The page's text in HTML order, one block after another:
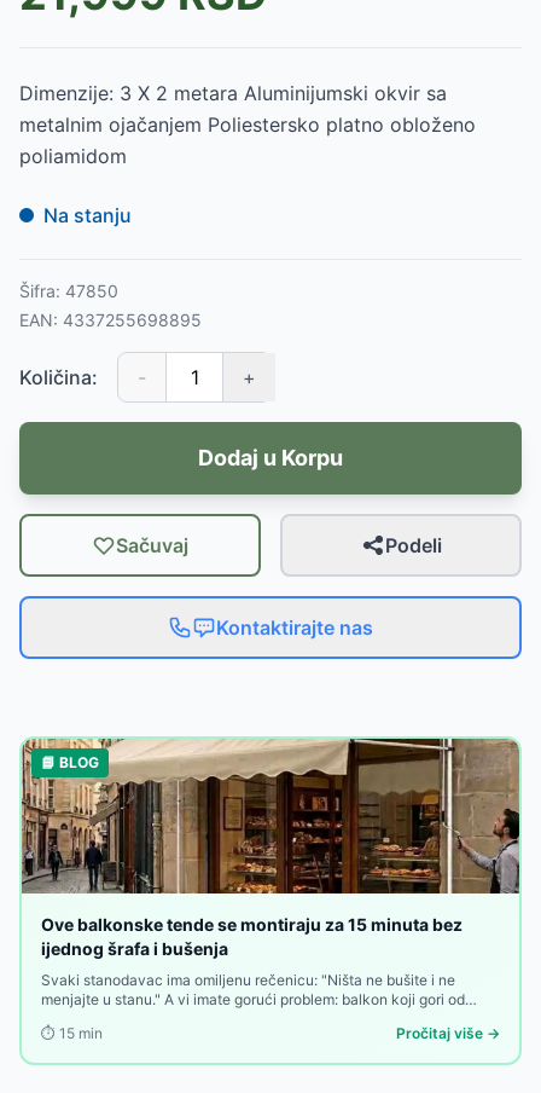
Dimenzije: 3 X 2 metara Aluminijumski okvir sa
metalnim ojačanjem Poliestersko platno obloženo
poliamidom
Na stanju
Šifra: 47850
EAN: 4337255698895
Količina: - +
Dodaj u Korpu
Sačuvaj Podeli
Kontaktirajte nas
📘 BLOG
Ove balkonske tende se montiraju za 15 minuta bez
ijednog šrafa i bušenja
Svaki stanodavac ima omiljenu rečenicu: "Ništa ne bušite i ne
menjajte u stanu." A vi imate gorući problem: balkon koji gori od
privatnosti, bez zaštite. Rešenje postoji — ali ako ga traži bušenje
⏱️ 15 min Pročitaj više →